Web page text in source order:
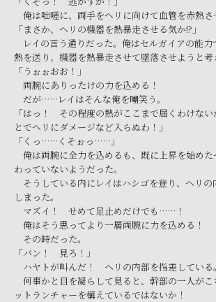
俺は咄嗟に、両手をヘリに向けて血管を赤熱さ
「まさか、ヘリの機器を熱暴走させる気か!?」
レイの言う通りだった。俺はセルガイアの能力
熱を送り、機器を熱暴走させて墜落させようと考
「うぉぉおお！」
両腕にありったけの力を込める！
だが……レイはそんな俺を嘲笑う。
「はっ！ その程度の熱がここまで届くわけな
とでヘリにダメージなど入らぬわ！」
「くっ……くそぉっ……」
俺は両腕に全力を込めるも、既に上昇を始め
わっていないようだった。
そうしている内にレイはハシゴを登り、ヘリの
しまった。
マズイ！ せめて足止めだけでも……！
俺はそう思ってより一層両腕に力を込める！
その時だった。
「バン！ 見ろ！」
ハヤトが叫んだ！ ヘリの内部を指差している。
何事かと目を凝らして見ると、幹部の一人がこ
ットランチャーを構えているではないか！